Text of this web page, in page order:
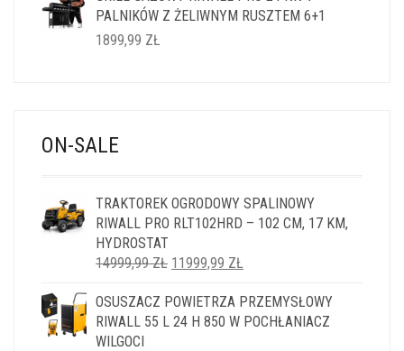
PALNIKÓW Z ŻELIWNYM RUSZTEM 6+1
1899,99 ZŁ
ON-SALE
TRAKTOREK OGRODOWY SPALINOWY
RIWALL PRO RLT102HRD – 102 CM, 17 KM,
HYDROSTAT
14999,99ZŁ PIERWOTNA
WYNOSIŁA:
14999,99 ZŁ.
11999,99 ZŁ
WYNOSI:
11999,99 ZŁ.
OSUSZACZ POWIETRZA PRZEMYSŁOWY
RIWALL 55 L 24 H 850 W POCHŁANIACZ
WILGOCI